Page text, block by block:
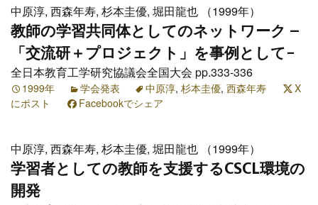
中原淳, 西森年寿, 杉本圭優, 堀田龍也 （1999年）
教師の学習共同体としてのネットワーク –
「交流研＋プロジェクト」を事例として-
全日本教育工学研究協議会全国大会 pp.333-336
1999年 学会発表 中原淳, 杉本圭優, 西森年寿
X
にポスト
Facebookでシェア
中原淳, 西森年寿, 杉本圭優, 堀田龍也 （1999年）
学習者としての教師を支援するCSCL環境の
開発